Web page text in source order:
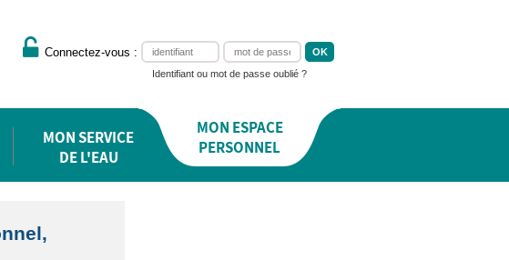
Connectez-vous :
Identifiant ou mot de passe oublié ?
MON SERVICE
DE L'EAU
MON ESPACE
PERSONNEL